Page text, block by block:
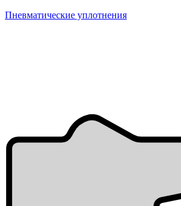
Пневматические уплотнения